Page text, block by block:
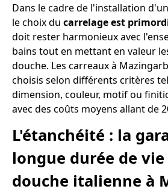
Dans le cadre de l'installation
le choix du carrelage est
doit rester harmonieux avec
bains tout en mettant en valeur
douche. Les carreaux à
choisis selon différents critères
dimension, couleur, motif ou
avec des coûts moyens allant de
L'étanchéité : la
longue durée de
douche italienne à